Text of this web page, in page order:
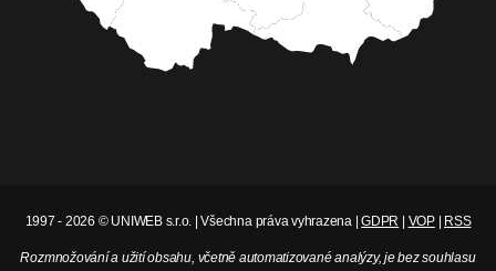
1997 - 2026 © UNIWEB s.r.o. | Všechna práva vyhrazena |GDPR | VOP| RSS
Rozmnožování a užití obsahu, včetně automatizované analýzy, je bez souhlasu